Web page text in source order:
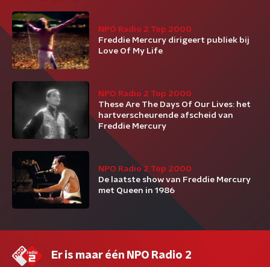
NPO Radio 2 Top 2000
Freddie Mercury dirigeert publiek bij
Love Of My Life
NPO Radio 2 Top 2000
These Are The Days Of Our Lives: het
hartverscheurende afscheid van
Freddie Mercury
NPO Radio 2 Top 2000
De laatste show van Freddie Mercury
met Queen in 1986
Er is maar één NPO Radio 2